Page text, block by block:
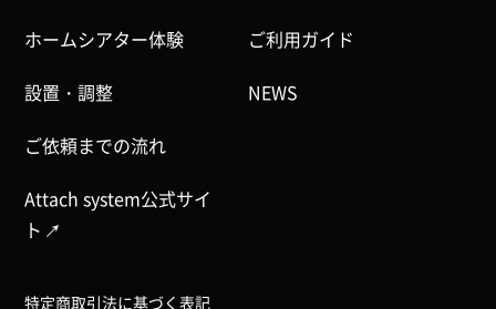
ホームシアター体験
設置・調整
ご依頼までの流れ
Attach system公式サイ
ト
ご利用ガイド
NEWS
特定商取引法に基づく表記